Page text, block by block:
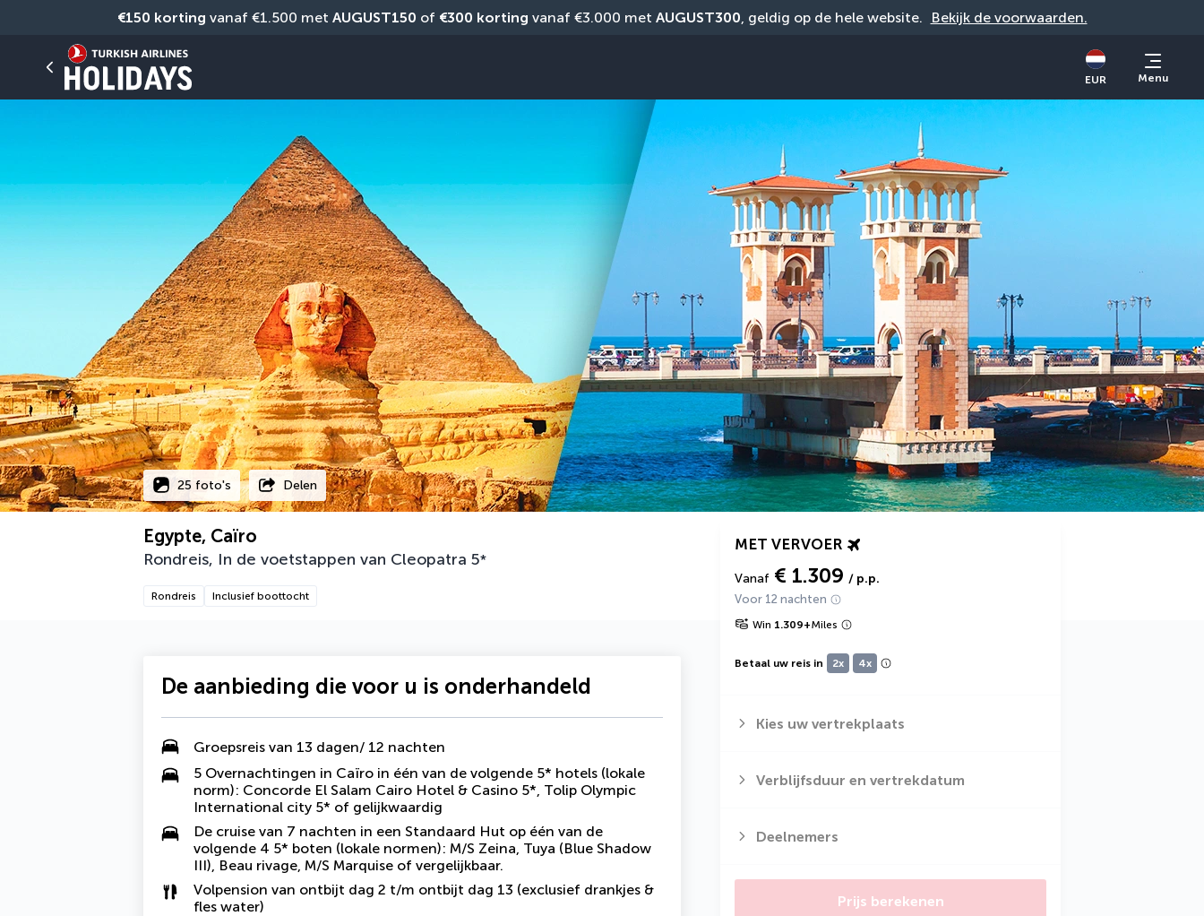
€150 korting vanaf €1.500 met AUGUST150 of €300 korting vanaf €3.000 met AUGUST300, geldig op de hele website. Bekijk de voorwaarden.
EUR Menu
25 foto's Delen
Egypte, Caïro
Rondreis, In de voetstappen van Cleopatra 5*
Rondreis Inclusief boottocht
MET VERVOER
Vanaf € 1.309 / p.p.
Voor 12 nachten
Win 1.309+Miles
Betaal uw reis in 2x 4x
Kies uw vertrekplaats
Verblijfsduur en vertrekdatum
Deelnemers
Prijs berekenen
De aanbieding die voor u is onderhandeld
Groepsreis van 13 dagen/ 12 nachten
5 Overnachtingen in Caïro in één van de volgende 5* hotels (lokale
norm): Concorde El Salam Cairo Hotel & Casino 5*, Tolip Olympic
International city 5* of gelijkwaardig
De cruise van 7 nachten in een Standaard Hut op één van de
volgende 4 5* boten (lokale normen): M/S Zeina, Tuya (Blue Shadow
III), Beau rivage, M/S Marquise of vergelijkbaar.
Volpension van ontbijt dag 2 t/m ontbijt dag 13 (exclusief drankjes &
fles water)